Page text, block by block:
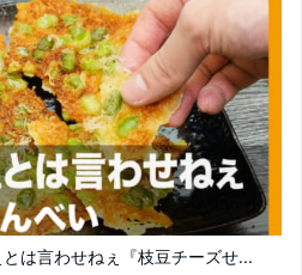
とは言わせねぇ『枝豆チーズせ...